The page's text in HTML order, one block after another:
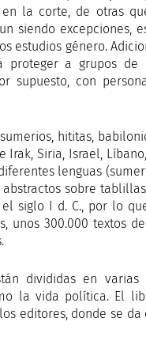
la corte, de otras
siendo excepciones,
estudios género.
proteger a grupos de
supuesto, con
hititas,
Siria, Israel,
lenguas
sobre
siglo I d. C., por lo
unos 300.000 textos
divididas en varias
la vida política. El
editores, donde se da